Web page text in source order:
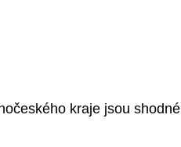
kraje jsou